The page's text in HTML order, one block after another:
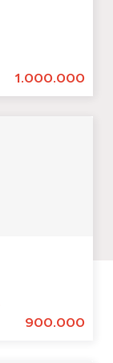
1.000.000
900.000